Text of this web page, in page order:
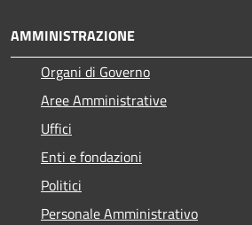
AMMINISTRAZIONE
Organi di Governo
Aree Amministrative
Uffici
Enti e fondazioni
Politici
Personale Amministrativo